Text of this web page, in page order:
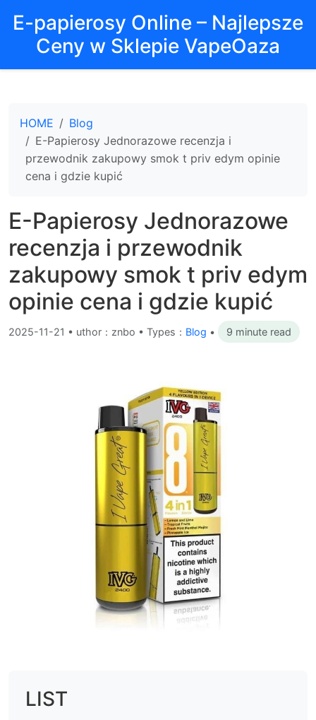
E-papierosy Online – Najlepsze
Ceny w Sklepie VapeOaza
HOME
Blog
E-Papierosy Jednorazowe recenzja i
przewodnik zakupowy smok t priv edym opinie
cena i gdzie kupić
E-Papierosy Jednorazowe
recenzja i przewodnik
zakupowy smok t priv edym
opinie cena i gdzie kupić
2025-11-21 • uthor：znbo • Types： Blog • 9 minute read
LIST